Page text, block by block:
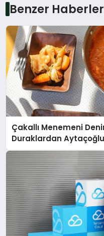
Benzer Haberler
Çakallı Menemeni
Duraklardan